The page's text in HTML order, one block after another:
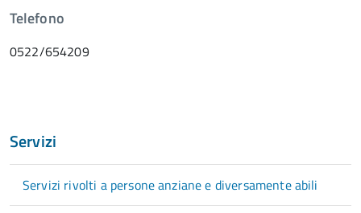
Telefono
0522/654209
Servizi
Servizi rivolti a persone anziane e diversamente abili